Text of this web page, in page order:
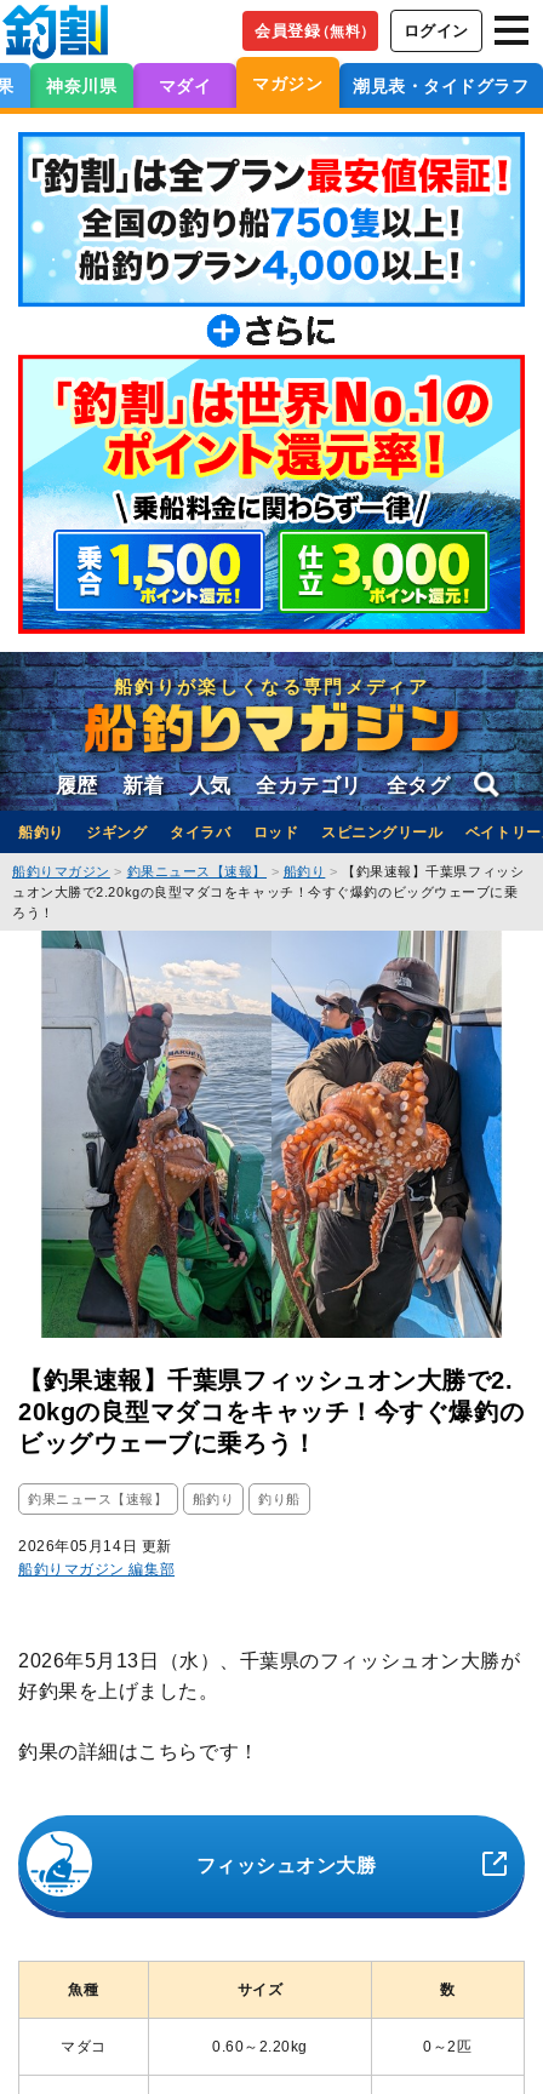
会員登録（無料） ログイン
神奈川県 マダイ マガジン 潮見表・タイドグラフ
船釣りが楽しくなる専門メディア
履歴 新着 人気 全カテゴリ 全タグ
船釣り ジギング タイラバ ロッド スピニングリール ベイトリ
船釣りマガジン 釣果ニュース【速報】 船釣り
【釣果速報】千葉県フィッシ
ュオン大勝で2.20kgの良型マダコをキャッチ！今すぐ爆釣のビッグウェーブに乗
ろう！
【釣果速報】千葉県フィッシュオン大勝で2.
20kgの良型マダコをキャッチ！今すぐ爆釣の
ビッグウェーブに乗ろう！
釣果ニュース【速報】 船釣り 釣り船
2026年05月14日 更新
船釣りマガジン 編集部
2026年5月13日（水）、千葉県のフィッシュオン大勝が
好釣果を上げました。
釣果の詳細はこちらです！
フィッシュオン大勝
魚種 サイズ 数
マダコ 0.60～2.20kg 0～2匹